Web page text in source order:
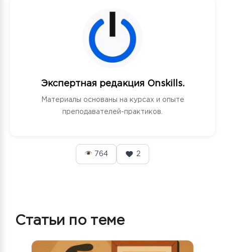
Экспертная редакция Onskills.
Материалы основаны на курсах и опыте
преподавателей-практиков.
764 2
Статьи по теме